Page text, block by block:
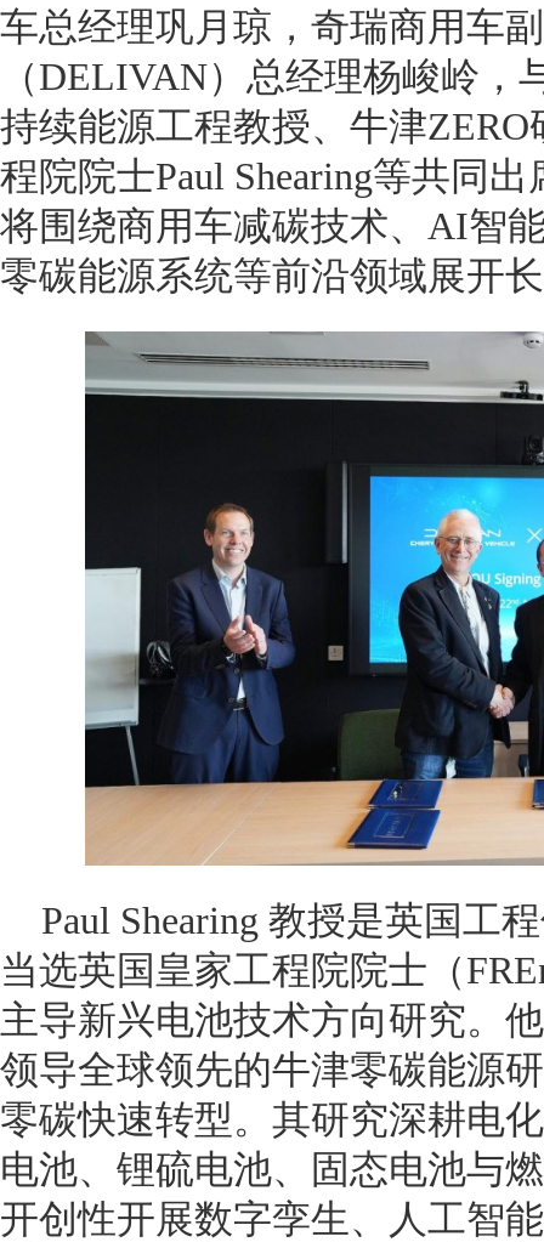
车总经理巩月琼，奇瑞商用车
（DELIVAN）总经理杨峻岭
持续能源工程教授、牛津
程院院士Paul Shearing等共同
将围绕商用车减碳技术、AI智
零碳能源系统等前沿领域展开
Paul Shearing 教授是英国工
当选英国皇家工程院院士（
主导新兴电池技术方向研究。
领导全球领先的牛津零碳能源
零碳快速转型。其研究深耕电
电池、锂硫电池、固态电池与
开创性开展数字孪生、人工智